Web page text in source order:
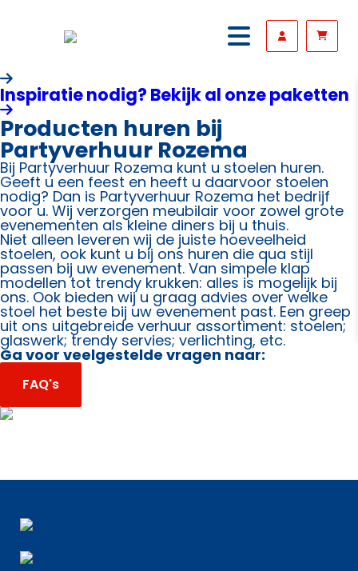
Inspiratie nodig? Bekijk al onze paketten
Producten huren bij
Partyverhuur Rozema
Bij Partyverhuur Rozema kunt u stoelen huren.
Geeft u een feest en heeft u daarvoor stoelen
nodig? Dan is Partyverhuur Rozema het bedrijf
voor u. Wij verzorgen meubilair voor zowel grote
evenementen als kleine diners bij u thuis.
Niet alleen leveren wij de juiste hoeveelheid
stoelen, ook kunt u bij ons huren die qua stijl
passen bij uw evenement. Van simpele klap
modellen tot trendy krukken: alles is mogelijk bij
ons. Ook bieden wij u graag advies over welke
stoel het beste bij uw evenement past. Een greep
uit ons uitgebreide verhuur assortiment: stoelen;
glaswerk; trendy servies; verlichting, etc.
Ga voor veelgestelde vragen naar:
FAQ's